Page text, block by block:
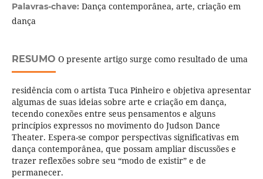
Palavras-chave: Dança contemporânea, arte, criação em
dança
RESUMO O presente artigo surge como resultado de uma
residência com o artista Tuca Pinheiro e objetiva apresentar
algumas de suas ideias sobre arte e criação em dança,
tecendo conexões entre seus pensamentos e alguns
princípios expressos no movimento do Judson Dance
Theater. Espera-se compor perspectivas significativas em
dança contemporânea, que possam ampliar discussões e
trazer reflexões sobre seu “modo de existir” e de
permanecer.